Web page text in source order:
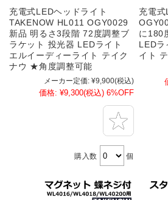
充電式LEDヘッドライト
TAKENOW HL011 OGY0029
新品 明るさ3段階 72度調整ブ
ラケット 投光器 LEDライト
エルイーディーライト テイク
ナウ ★角度調整可能
メーカー定価: ¥9,900(税込)
価格: ¥9,300(税込) 6%OFF
購入数 個
充電
に180
LEDラ
イト